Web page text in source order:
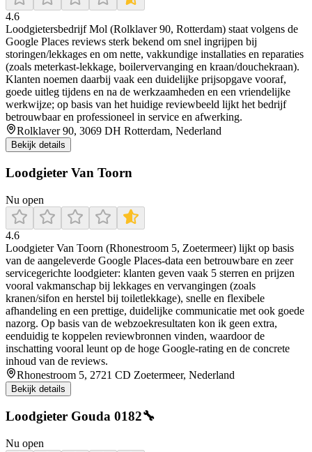
4.6
Loodgietersbedrijf Mol (Rolklaver 90, Rotterdam) staat volgens de
Google Places reviews sterk bekend om snel ingrijpen bij
storingen/lekkages en om nette, vakkundige installaties en reparaties
(zoals meterkast-lekkage, boilervervanging en kraan/douchekraan).
Klanten noemen daarbij vaak een duidelijke prijsopgave vooraf,
goede uitleg tijdens en na de werkzaamheden en een vriendelijke
werkwijze; op basis van het huidige reviewbeeld lijkt het bedrijf
betrouwbaar en professioneel in service en afwerking.
Rolklaver 90, 3069 DH Rotterdam, Nederland
Bekijk details
Loodgieter Van Toorn
Nu open
4.6
Loodgieter Van Toorn (Rhonestroom 5, Zoetermeer) lijkt op basis
van de aangeleverde Google Places-data een betrouwbare en zeer
servicegerichte loodgieter: klanten geven vaak 5 sterren en prijzen
vooral vakmanschap bij lekkages en vervangingen (zoals
kranen/sifon en herstel bij toiletlekkage), snelle en flexibele
afhandeling en een prettige, duidelijke communicatie met ook goede
nazorg. Op basis van de webzoekresultaten kon ik geen extra,
eenduidig te koppelen reviewbronnen vinden, waardoor de
inschatting vooral leunt op de hoge Google-rating en de concrete
inhoud van de reviews.
Rhonestroom 5, 2721 CD Zoetermeer, Nederland
Bekijk details
Loodgieter Gouda 0182🔧
Nu open